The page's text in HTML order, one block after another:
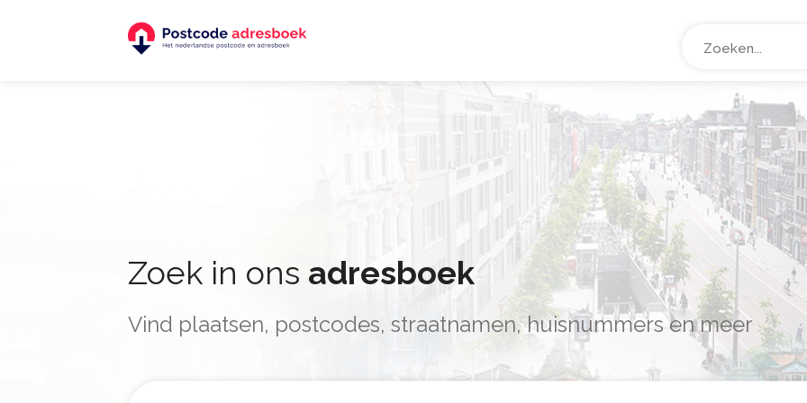
Zoek in ons adresboek
Vind plaatsen, postcodes, straatnamen, huisnummers en meer